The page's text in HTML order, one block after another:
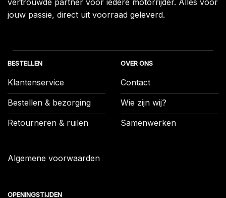
jouw passie, direct uit voorraad geleverd.
BESTELLEN
Klantenservice
Bestellen & bezorging
Retourneren & ruilen
Algemene voorwaarden
OVER ONS
Contact
Wie zijn wij?
Samenwerken
OPENINGSTIJDEN